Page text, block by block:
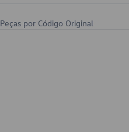
Peças por Código Original